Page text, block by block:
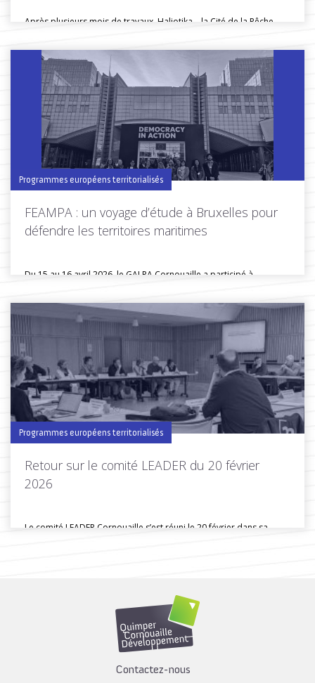
Après plusieurs mois de travaux, Haliotika – la Cité de la Pêche...
Toutes les actus de cette rubrique LIRE LA SUITE
Programmes européens territorialisés
FEAMPA : un voyage d’étude à Bruxelles pour
défendre les territoires maritimes
Du 15 au 16 avril 2026, le GALPA Cornouaille a participé à...
Toutes les actus de cette rubrique LIRE LA SUITE
Programmes européens territorialisés
Retour sur le comité LEADER du 20 février
2026
Le comité LEADER Cornouaille s’est réuni le 20 février dans sa
Toutes les actus de cette rubrique
Contactez-nous